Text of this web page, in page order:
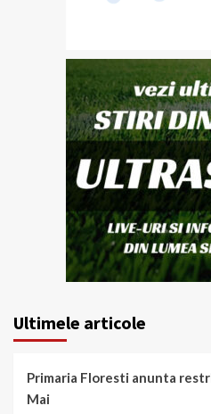
Ultimele articole
Primaria Floresti anunta
Mai